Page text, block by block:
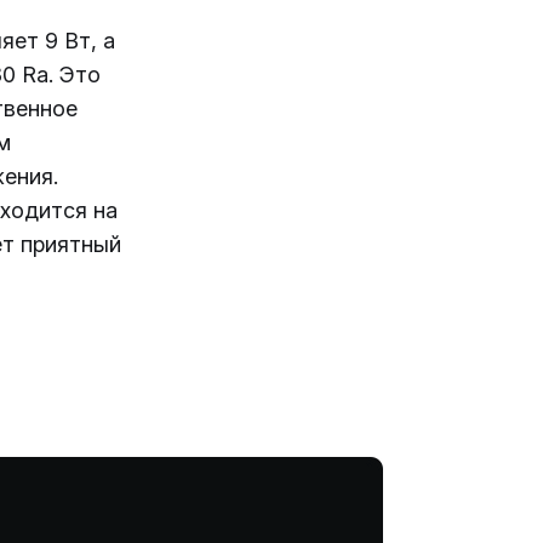
9 Вт, а
Ra. Это
на
приятный